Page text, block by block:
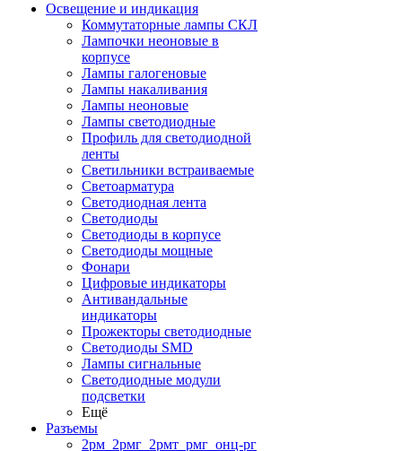
Освещение и индикация
Коммутаторные лампы СКЛ
Лампочки неоновые в
корпусе
Лампы галогеновые
Лампы накаливания
Лампы неоновые
Лампы светодиодные
Профиль для светодиодной
ленты
Светильники встраиваемые
Светоарматура
Светодиодная лента
Светодиоды
Светодиоды в корпусе
Светодиоды мощные
Фонари
Цифровые индикаторы
Антивандальные
индикаторы
Прожекторы светодиодные
Светодиоды SMD
Лампы сигнальные
Светодиодные модули
подсветки
Ещё
Разъемы
2рм_2рмг_2рмт_рмг_онц-рг